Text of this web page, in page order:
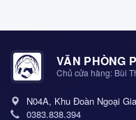
VĂN PHÒNG
Chủ cửa hàng: Bùi
N04A, Khu Đoàn Ngoại
0383.838.394